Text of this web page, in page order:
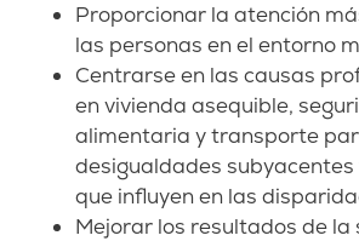
Proporcionar la atención
las personas en el entorno
Centrarse en las causas
en vivienda asequible,
alimentaria y transporte
desigualdades
que influyen en las
Mejorar los resultados de la